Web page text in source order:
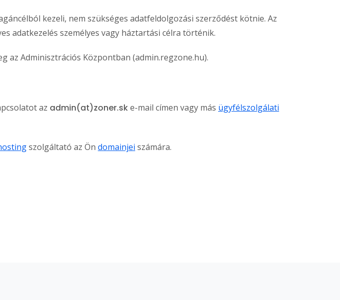
kezeli, nem szükséges adatfeldolgozási szerződést kötnie. Az
adatkezelés személyes vagy háztartási célra történik.
az Adminisztrációs Központban (admin.regzone.hu).
az admin(at)zoner.ske-mail címen vagy más ügyfélszolgálati
szolgáltató az Ön domainjei számára.